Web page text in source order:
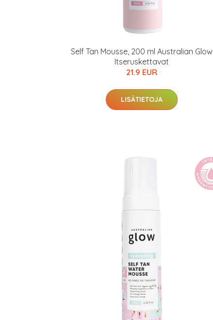
Self Tan Mousse, 200 ml Australian Glow
Itseruskettavat
21.9 EUR
LISÄTIETOJA